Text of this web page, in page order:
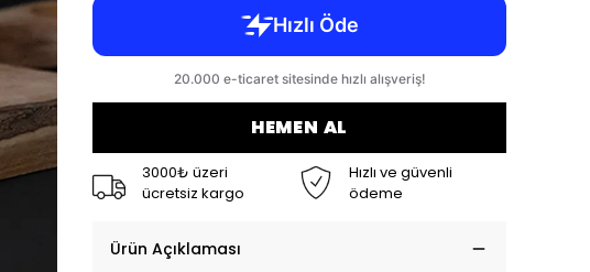
HEMEN AL
3000₺ üzeri
ücretsiz kargo
Hızlı ve güvenli
ödeme
Ürün Açıklaması